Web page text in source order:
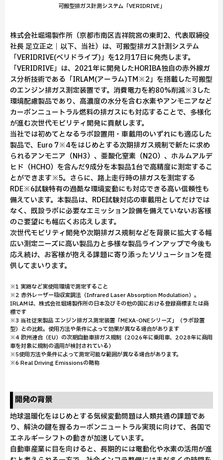
可搬型排ガス計測システム「VERIDRIVE」
株式会社堀場製作所（京都市南区吉祥院宮の東町2、代表取締役
社長 足立正之｜以下、当社）は、可搬型排ガス計測システム
「VERIDRIVE(ベリドライブ)」を12月17日に発売します。
「VERIDRIVE」は、2021年に開発したHORIBA独自の赤外線ガ
ス分析技術である「IRLAM(アーラム)TM※2」を搭載した可搬型
のエンジン排ガス測定装置です。消費電力を約80%削減※3した
環境配慮製品であり、高濃度の水分を含む水素やアンモニアなど
カーボンニュートラル燃料の排ガスにも対応することで、多様化
が進む次世代モビリティ開発に貢献します。
当社では初めてとなるラボ設置用・車載用のいずれにも適応した
製品で、Euro 7※4をはじめとする次期排ガス規制で新たに求め
られるアンモニア（NH3）、亜酸化窒素（N2O）、ホルムアルデ
ヒド（HCHO）を含んだ9成分を本製品1台で高精度に測定するこ
とができます※5。さらに、路上走行時の排ガスを測定する
RDE※6試験特有の過酷な環境変動にも対応できる高い信頼性も
備えています。本製品は、RDE試験対応の車載用としてだけでは
なく、既設ラボに必要なエミッション設備を備えていないお客様
のご要望にも幅広くお応えします。
次世代モビリティ開発や次期排ガス規制などを背景に拡大する幅
広い測定ニーズに高い製品力と多様な製品ラインアップで今後も
応え続け、お客様が抱える課題に寄り添ったソリューションを提
供してまいります。
※1 実路など実使用環境で測定すること
※2 赤外レーザー吸収変調法（Infrared Laser Absorption Modulation）。
IRLAMは、株式会社堀場製作所の日本及びその他の国における登録商標または商
標です
※3 当社従来製品 エンジン排ガス測定装置「MEXA-ONEシリーズ」（ラボ設置
型）との比較。使用方法や条件によって効果が異なる場合があります
※4 欧州連合（EU）の次期自動車排ガス規制（2026年に乗用車、2028年に商用
車を対象に規制の適用が検討されている）
※5使用方法や条件によって測定可能な範囲が異なる場合があります。
※6 Real Driving Emissionsの略称
開発の背景
地球温暖化をはじめとする気候変動問題は人類共通の課題であ
り、解決の鍵を握るカーボンニュートラル実現に向けて、各国で
エネルギーシフトの動きが加速しています。
自動車産業に目を向けると、長期的には電動化や水素の活用が進